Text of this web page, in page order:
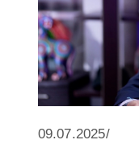
09.07.2025/